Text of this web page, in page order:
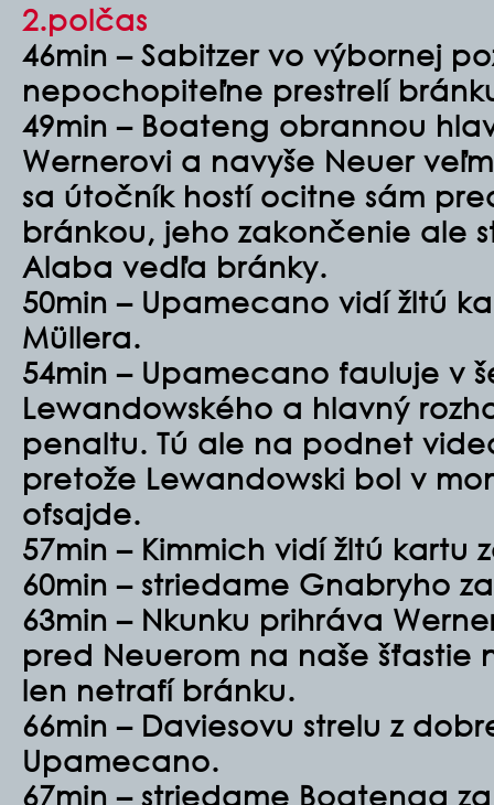
2.polčas
46min – Sabitzer vo výbornej
nepochopiteľne prestrelí
49min – Boateng obrannou
Wernerovi a navyše Neuer
sa útočník hostí ocitne sám
bránkou, jeho zakončenie ale
Alaba vedľa bránky.
50min – Upamecano vidí žltú
Müllera.
54min – Upamecano fauluje v
Lewandowského a hlavný
penaltu. Tú ale na podnet
pretože Lewandowski bol v
ofsajde.
57min – Kimmich vidí žltú kartu
60min – striedame Gnabryho
63min – Nkunku prihráva
pred Neuerom na naše
len netrafí bránku.
66min – Daviesovu strelu z
Upamecano.
67min – striedame Boatenga